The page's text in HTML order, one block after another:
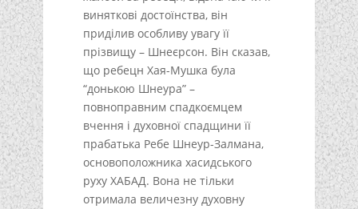
виняткові достоїнства, він
приділив особливу увагу її
прізвищу – Шнеєрсон. Він сказав,
що ребецн Хая-Мушка була
“донькою Шнеура” –
повноправним спадкоємцем
вчення і духовної спадщини її
прабатька Ребе Шнеур-Залмана,
основоположника хасидського
руху ХАБАД. Вона не тільки
отримала величезну духовну